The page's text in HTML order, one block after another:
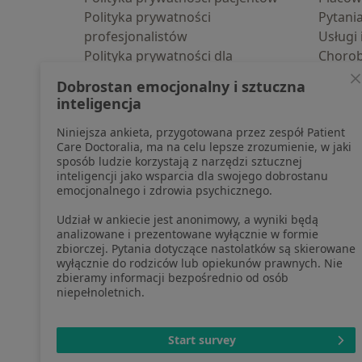
Polityka prywatności
profesjonalistów
Polityka prywatności dla
pozyskaliśmy samodzielnie
Polityka cookies
Jak działają wyniki wyszukiwania
Dostępność
O nas
Praca Rekrutujemy!
Partnerzy
Centrum prasowe
Kontakt
Pomoc
Blog
otwiera się w
otwiera
Dobrostan emocjonalny i sztuczna
inteligencja
Niniejsza ankieta, przygotowana przez zespół Patient
Care Doctoralia, ma na celu lepsze zrozumienie, w jaki
sposób ludzie korzystają z narzędzi sztucznej
inteligencji jako wsparcia dla swojego dobrostanu
emocjonalnego i zdrowia psychicznego.
Udział w ankiecie jest anonimowy, a wyniki będą
analizowane i prezentowane wyłącznie w formie
zbiorczej. Pytania dotyczące nastolatków są skierowane
wyłącznie do rodziców lub opiekunów prawnych. Nie
zbieramy informacji bezpośrednio od osób
niepełnoletnich.
Start survey